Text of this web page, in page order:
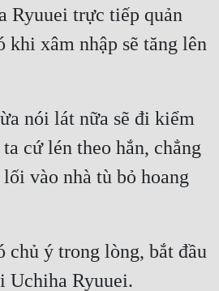
Ryuuei trực tiếp quản
khi xâm nhập sẽ tăng lên
nói lát nữa sẽ đi kiểm
cứ lén theo hắn, chẳng
vào nhà tù bỏ hoang
chủ ý trong lòng, bắt đầu